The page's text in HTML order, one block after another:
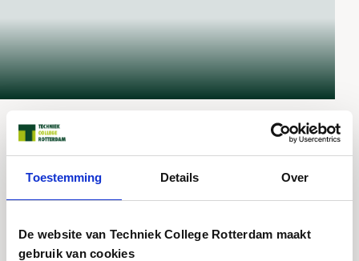
Toestemming Details Over
De website van Techniek College Rotterdam maakt
gebruik van cookies
is van deze opleiding en meer feiten? Via onderstaande
link (PDF) vind je o.a. informatie over het salaris,
baankans en hoeveel mensen gaan doorstuderen na
Bekijk meer cijfers